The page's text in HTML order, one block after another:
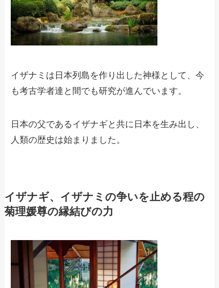
イザナミは日本列島を作り出した神様として、今
も考古学者達と間でも研究が進んでいます。
日本の父であるイザナギと共に日本を生み出し、
人類の歴史は始まりました。
イザナギ、イザナミの争いを止める程の
菊理媛尊の縁結びの力